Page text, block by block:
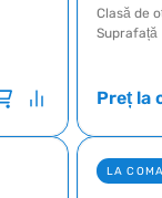
Clasă de
Suprafață
Preț la
LA